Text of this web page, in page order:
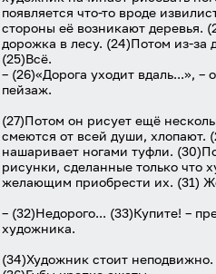
появляется что-то вроде
стороны её возникают деревья.
дорожка в лесу. (24)Потом из-за
(25)Всё.
– (26)«Дорога уходит вдаль...», –
пейзаж.
(27)Потом он рисует ещё
смеются от всей души, хлопают.
нашаривает ногами туфли.
рисунки, сделанные только что
желающим приобрести их. (31)
– (32)Недорого... (33)Купите! –
художника.
(34)Художник стоит неподвижно.